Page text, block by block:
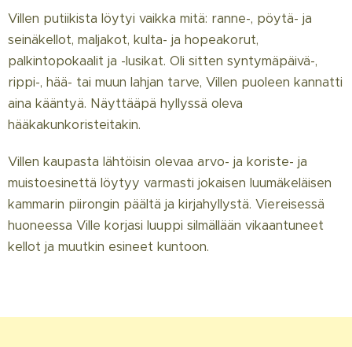
Villen putiikista löytyi vaikka mitä: ranne-, pöytä- ja
seinäkellot, maljakot, kulta- ja hopeakorut,
palkintopokaalit ja -lusikat. Oli sitten syntymäpäivä-,
rippi-, hää- tai muun lahjan tarve, Villen puoleen kannatti
aina kääntyä. Näyttääpä hyllyssä oleva
hääkakunkoristeitakin.
Villen kaupasta lähtöisin olevaa arvo- ja koriste- ja
muistoesinettä löytyy varmasti jokaisen luumäkeläisen
kammarin piirongin päältä ja kirjahyllystä. Viereisessä
huoneessa Ville korjasi luuppi silmällään vikaantuneet
kellot ja muutkin esineet kuntoon.